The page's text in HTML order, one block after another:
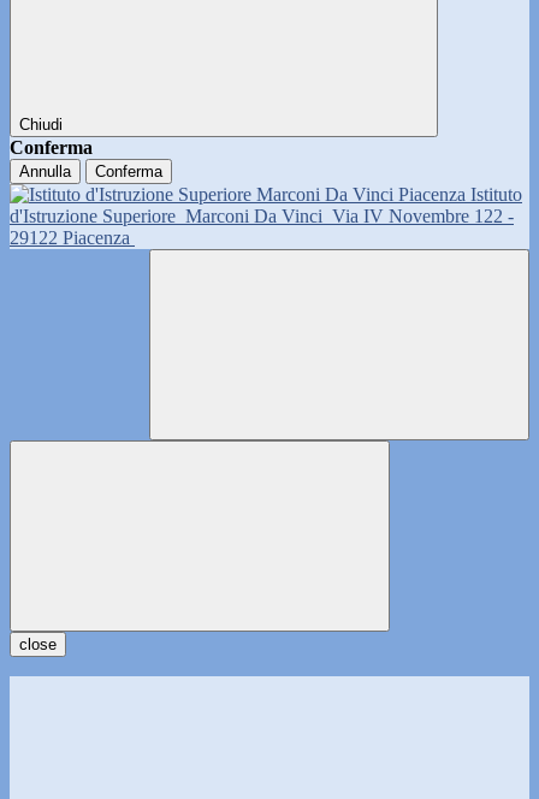
Chiudi
Conferma
Annulla Conferma
Istituto
d'Istruzione Superiore Marconi Da Vinci Via IV Novembre 122 -
29122 Piacenza
close